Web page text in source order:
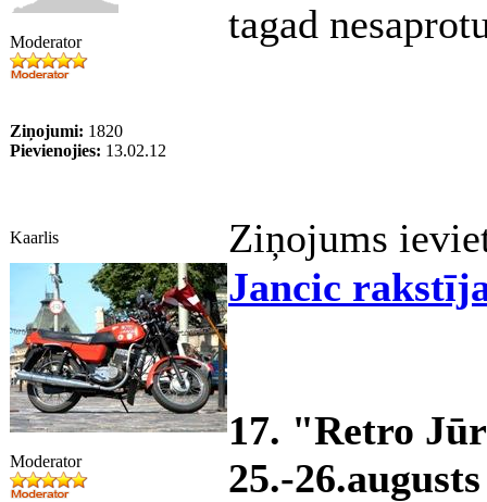
Moderator
Ziņojumi: 1820
Pievienojies: 13.02.12
tagad
Kaarlis Ziņojums
Moderator
Jancic
17. "Retro
25.-26.augusts